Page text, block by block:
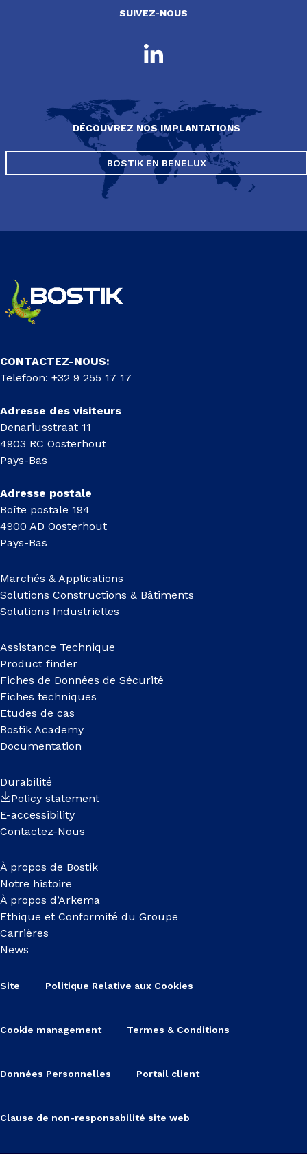
SUIVEZ-NOUS
DÉCOUVREZ NOS IMPLANTATIONS
BOSTIK EN BENELUX
CONTACTEZ-NOUS:
Telefoon: +32 9 255 17 17
Adresse des visiteurs
Denariusstraat 11
4903 RC Oosterhout
Pays-Bas
Adresse postale
Boîte postale 194
4900 AD Oosterhout
Pays-Bas
Marchés & Applications
Solutions Constructions & Bâtiments
Solutions Industrielles
Assistance Technique
Product finder
Fiches de Données de Sécurité
Fiches techniques
Etudes de cas
Bostik Academy
Documentation
Durabilité
Policy statement
E-accessibility
Contactez-Nous
À propos de Bostik
Notre histoire
À propos d’Arkema
Ethique et Conformité du Groupe
Carrières
News
Site Politique Relative aux Cookies
Cookie management Termes & Conditions
Données Personnelles Portail client
Clause de non-responsabilité site web